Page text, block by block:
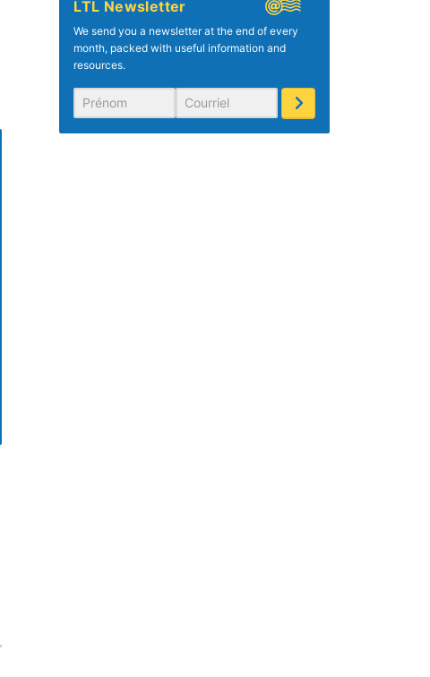
LTL Newsletter
We send you a newsletter at the end of every
month, packed with useful information and
resources.